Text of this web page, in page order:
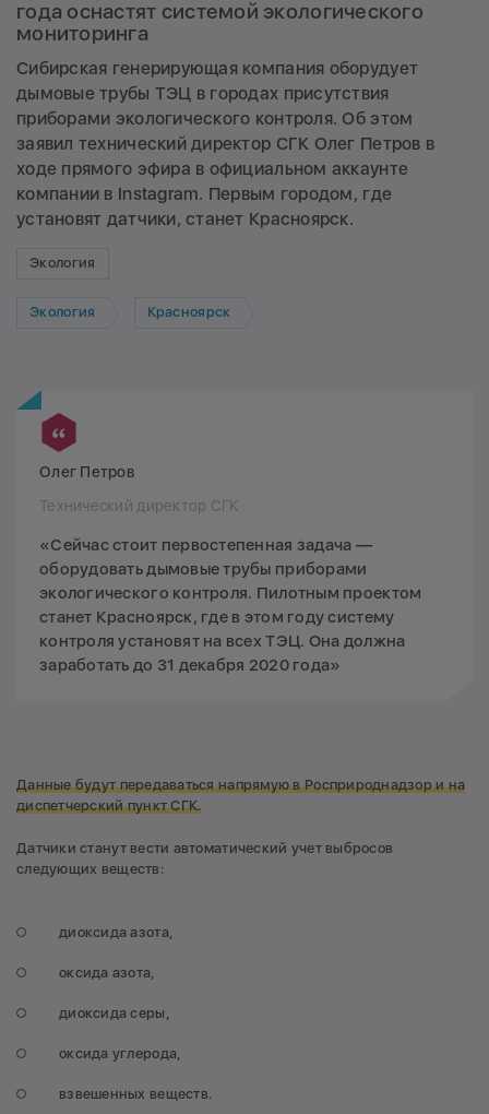
года оснастят системой экологического
мониторинга
Сибирская генерирующая компания оборудует
дымовые трубы ТЭЦ в городах присутствия
приборами экологического контроля. Об этом
заявил технический директор СГК Олег Петров в
ходе прямого эфира в официальном аккаунте
компании в Instagram. Первым городом, где
установят датчики, станет Красноярск.
Экология
Экология Красноярск
Олег Петров
Технический директор СГК
«Сейчас стоит первостепенная задача —
оборудовать дымовые трубы приборами
экологического контроля. Пилотным проектом
станет Красноярск, где в этом году систему
контроля установят на всех ТЭЦ. Она должна
заработать до 31 декабря 2020 года»
Данные будут передаваться напрямую в Росприроднадзор и на
диспетчерский пункт СГК.
Датчики станут вести автоматический учет выбросов
следующих веществ:
диоксида азота,
оксида азота,
диоксида серы,
оксида углерода,
взвешенных веществ.